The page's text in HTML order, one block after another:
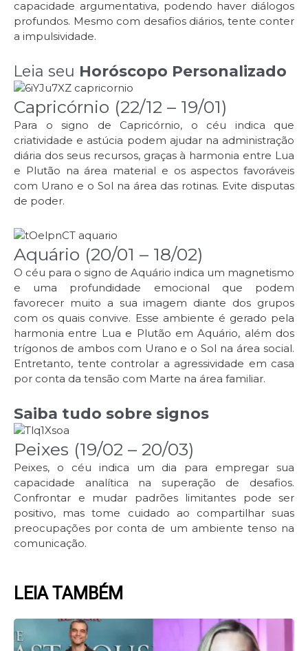
capacidade argumentativa, podendo haver diálogos
profundos. Mesmo com desafios diários, tente conter
a impulsividade.
Leia seu Horóscopo Personalizado
Capricórnio (22/12 – 19/01)
Para o signo de Capricórnio, o céu indica que
criatividade e astúcia podem ajudar na administração
diária dos seus recursos, graças à harmonia entre Lua
e Plutão na área material e os aspectos favoráveis
com Urano e o Sol na área das rotinas. Evite disputas
de poder.
Aquário (20/01 – 18/02)
O céu para o signo de Aquário indica um magnetismo
e uma profundidade emocional que podem
favorecer muito a sua imagem diante dos grupos
com os quais convive. Esse ambiente é gerado pela
harmonia entre Lua e Plutão em Aquário, além dos
trígonos de ambos com Urano e o Sol na área social.
Entretanto, tente controlar a agressividade em casa
por conta da tensão com Marte na área familiar.
Saiba tudo sobre signos
Peixes (19/02 – 20/03)
Peixes, o céu indica um dia para empregar sua
capacidade analítica na superação de desafios.
Confrontar e mudar padrões limitantes pode ser
positivo, mas tome cuidado ao compartilhar suas
preocupações por conta de um ambiente tenso na
comunicação.
LEIA TAMBÉM